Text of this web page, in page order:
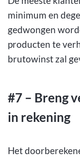
minimum en
gedwongen
producten te
brutowinst zal
#7 – Breng
in rekening
Het